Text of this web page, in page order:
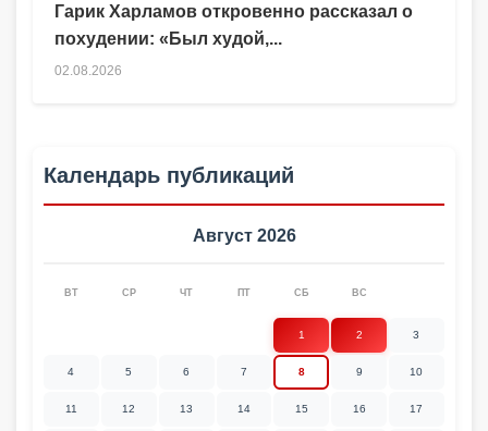
Гарик Харламов откровенно рассказал о
похудении: «Был худой,...
02.08.2026
Календарь публикаций
Август 2026
ВТ СР ЧТ ПТ СБ ВС
1 2 3
4 5 6 7 8 9 10
11 12 13 14 15 16 17